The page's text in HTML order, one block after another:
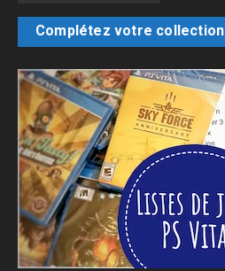
Complétez votre collection